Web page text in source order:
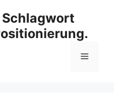
Menü